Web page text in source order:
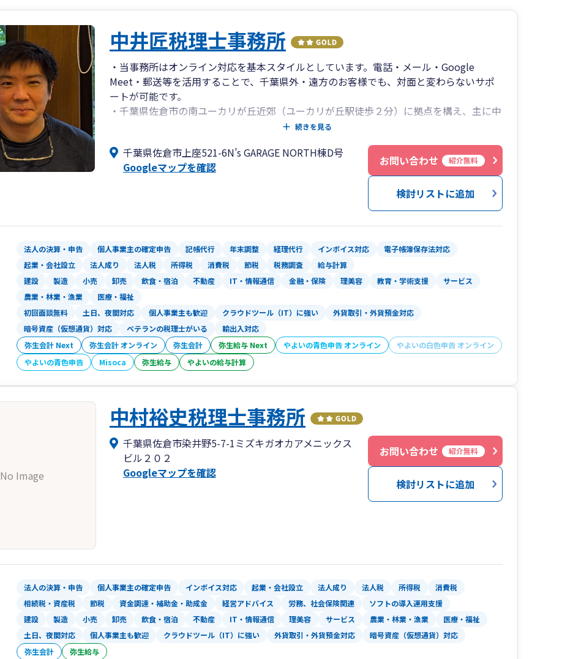
中井匠税理士事務所
・当事務所はオンライン対応を基本スタイルとしています。電話・メール・Google
Meet・郵送等を活用することで、千葉県外・遠方のお客様でも、対面と変わらないサポ
ートが可能です。
・千葉県佐倉市の南ユーカリが丘近郊（ユーカリが丘駅徒歩２分）に拠点を構え、主に中
小企業の方、個人事業主の方に特化したサービスを提供しております（認定経営革新等支
・証券会社に3年ほど勤務した後、会計事務所・税理士法人で15年以上、総合建設会社の
経理責任者として約5年の勤務と、この業界も長いので安心してお任せください。
・税理士である私自身が担当させていただきますので、担当者の入れ替わりもございませ
・ご来所での対面、近隣のお客様へのご訪問、Google Meetでのオンライン面談と、ご都
合に合わせてお選びいただけます。日々のやり取りはメール・電話・郵送で完結します。
・行政書士事務所も運営しており、相続関係書類の作成はもちろん、建設業をはじめとし
た各種許可取得申請、経営状況分析申請なども経験がございます。
・ご訪問時はスーツをあまり着用しません。軽装が多いですので、あらかじめご了承くだ
さい。
続きを見る
千葉県佐倉市上座521-6N’s GARAGE NORTH棟D号
Googleマップを確認
お問い合わせ 紹介無料
検討リストに追加
法人の決算・申告 個人事業主の確定申告 記帳代行 年末調整 経理代行 インボイス対応
電子帳簿保存法対応
起業・会社設立
法人成り 法人税 所得税 消費税 節税 税務調査 給与計算
建設 製造 小売 卸売 飲食・宿泊 不動産 IT・情報通信 金融・保険 理美容 教育・学術支援
サービス
農業・林業・漁業
医療・福祉
初回面談無料 土日、夜間対応 個人事業主も歓迎 クラウドツール（IT）に強い
外貨取引・外貨預金対応
暗号資産（仮想通貨）対応
ベテランの税理士がいる 輸出入対応
弥生会計 Next 弥生会計 オンライン 弥生会計 弥生給与 Next やよいの青色申告 オンライン
やよいの白色申告 オンライン
やよいの青色申告
Misoca 弥生給与 やよいの給与計算
No Image
中村裕史税理士事務所
千葉県佐倉市染井野5-7-1ミズキガオカアメニックス
ビル２０２
Googleマップを確認
お問い合わせ 紹介無料
検討リストに追加
法人の決算・申告 個人事業主の確定申告 インボイス対応 起業・会社設立 法人成り 法人税 所得税
消費税
相続税・資産税
節税 資金調達・補助金・助成金 経営アドバイス 労務、社会保険関連 ソフトの導入運用支援
建設 製造 小売 卸売 飲食・宿泊 不動産 IT・情報通信 理美容 サービス 農業・林業・漁業 医療・福祉
土日、夜間対応 個人事業主も歓迎 クラウドツール（IT）に強い 外貨取引・外貨預金対応 暗号資産（仮想通貨）対応
弥生会計 弥生給与